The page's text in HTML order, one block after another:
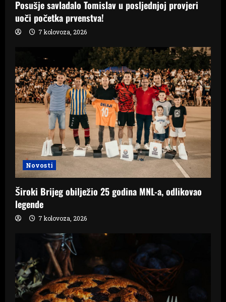
Posušje savladalo Tomislav u posljednjoj provjeri
uoči početka prvenstva!
7 kolovoza, 2026
Novosti
Široki Brijeg obilježio 25 godina MNL-a, odlikovao
legende
7 kolovoza, 2026